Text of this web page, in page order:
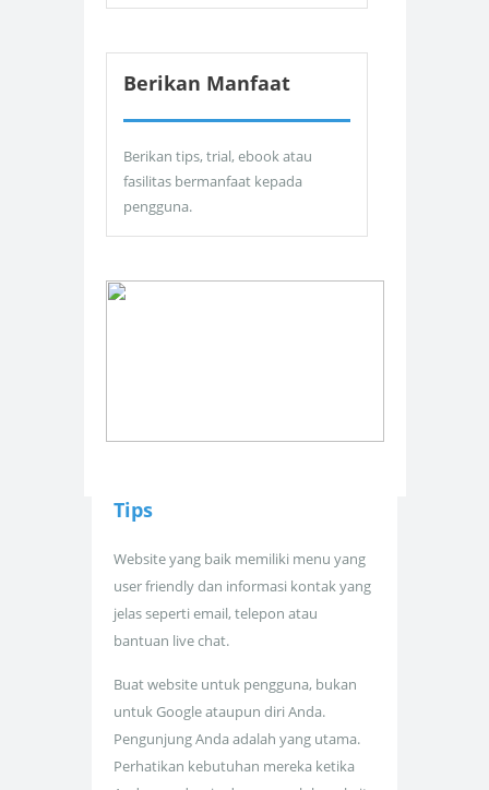
Berikan Manfaat
Berikan tips, trial, ebook atau
fasilitas bermanfaat kepada
pengguna.
Tips
Website yang baik memiliki menu yang
user friendly dan informasi kontak yang
jelas seperti email, telepon atau
bantuan live chat.
Buat website untuk pengguna, bukan
untuk Google ataupun diri Anda.
Pengunjung Anda adalah yang utama.
Perhatikan kebutuhan mereka ketika